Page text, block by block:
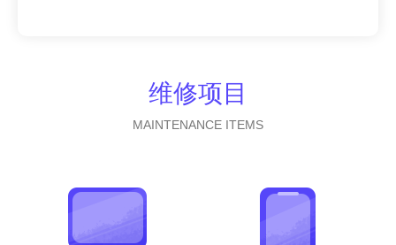
维修项目
MAINTENANCE ITEMS